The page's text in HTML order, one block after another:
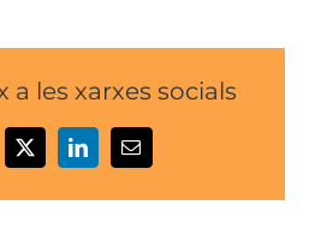
a les xarxes socials
X LinkedInEmail: